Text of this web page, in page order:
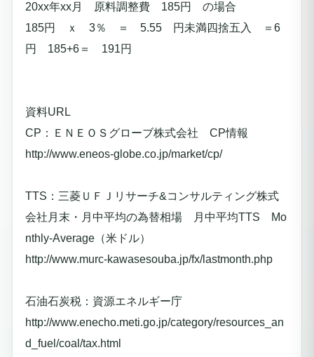
20xx年xx月 原料調整費 185円 の場合
185円 ｘ 3％ ＝ 5.55 円未満四捨五入 ＝6
円 185+6＝ 191円
資料URL
CP：ＥＮＥＯＳグローブ株式会社 CP情報
http://www.eneos-globe.co.jp/market/cp/
TTS：三菱ＵＦＪリサーチ&コンサルティング株式
会社月末・月中平均の為替相場 月中平均TTS Mo
nthly-Average（米ドル）
http://www.murc-kawasesouba.jp/fx/lastmonth.php
石油石炭税：資源エネルギー庁
http://www.enecho.meti.go.jp/category/resources_an
d_fuel/coal/tax.html